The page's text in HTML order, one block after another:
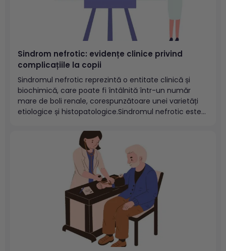
Sindrom nefrotic: evidențe clinice privind
complicațiile la copii
Sindromul nefrotic reprezintă o entitate clinică și
biochimică, care poate fi întâlnită într-un număr
mare de boli renale, corespunzătoare unei varietăți
etiologice și histopatologice.Sindromul nefrotic este
creșterea permeabilității membranei bazale
glomerulare pentru proteine cu greutate moleculară
mare. Afecțiunea provoacă edeme, în special...